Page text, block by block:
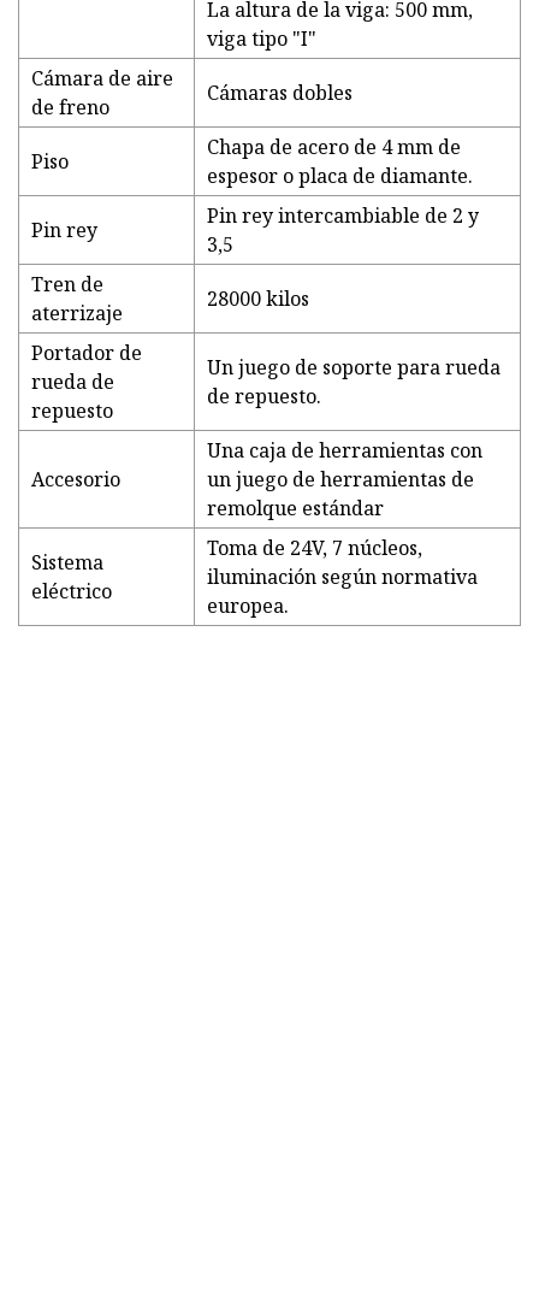
La altura de la viga: 500 mm,
viga tipo "I"
Cámara de aire
de freno
Cámaras dobles
Piso
Chapa de acero de 4 mm de
espesor o placa de diamante.
Pin rey
Pin rey intercambiable de 2 y
3,5
Tren de
aterrizaje
28000 kilos
Portador de
rueda de
repuesto
Un juego de soporte para rueda
de repuesto.
Accesorio
Una caja de herramientas con
un juego de herramientas de
remolque estándar
Sistema
eléctrico
Toma de 24V, 7 núcleos,
iluminación según normativa
europea.